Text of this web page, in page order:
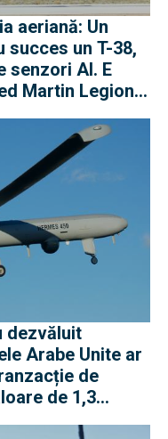
aeriană: Un
succes un T-38,
senzori AI. E
Martin Legion
dezvăluit
Arabe Unite ar
de
de 1,3